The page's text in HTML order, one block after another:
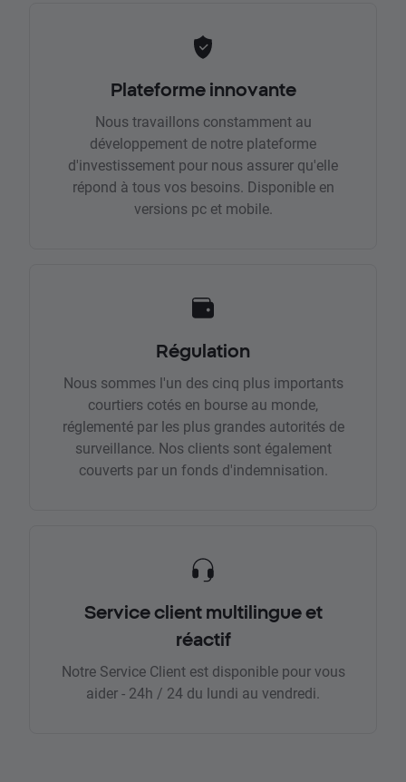
Plateforme innovante
Nous travaillons constamment au
développement de notre plateforme
d'investissement pour nous assurer qu'elle
répond à tous vos besoins. Disponible en
versions pc et mobile.
Régulation
Nous sommes l'un des cinq plus importants
courtiers cotés en bourse au monde,
réglementé par les plus grandes autorités de
surveillance. Nos clients sont également
couverts par un fonds d'indemnisation.
Service client multilingue et
réactif
Notre Service Client est disponible pour vous
aider - 24h / 24 du lundi au vendredi.